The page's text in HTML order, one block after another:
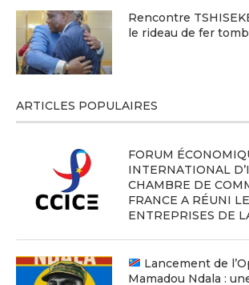
Rencontre
le rideau de fer
ARTICLES POPULAIRES
FORUM
INTERNATIONAL
CHAMBRE DE
FRANCE A RÉUNI
ENTREPRISES DE
Lancement de
Mamadou Ndala :